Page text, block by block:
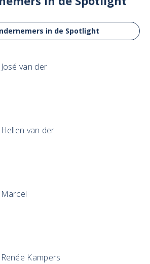
in de Spotlight
van der
van der
Kampers